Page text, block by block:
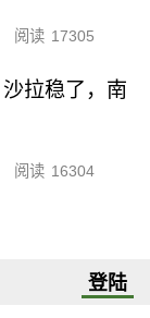
阅读 17305
拉稳了，南
阅读 16304
登陆